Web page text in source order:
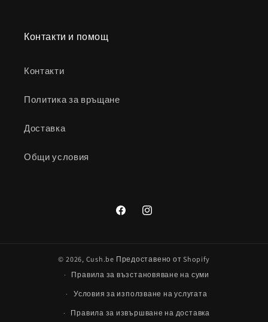
Контакти и помощ
Контакти
Политика за връщане
Доставка
Общи условия
FacebookInstagram
© 2026, Cush.be Предоставено от Shopify
Правила за възстановяване на суми
Условия за използване на услугата
Правила за извършване на доставка